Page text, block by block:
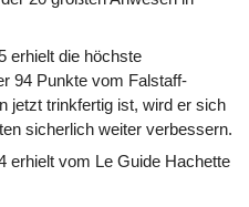
erhielt die höchste
94 Punkte vom Falstaff-
jetzt trinkfertig ist, wird er sich
sicherlich weiter verbessern.
erhielt vom Le Guide Hachette